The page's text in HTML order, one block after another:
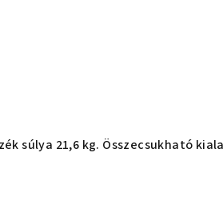
súlya 21,6 kg. Összecsukható